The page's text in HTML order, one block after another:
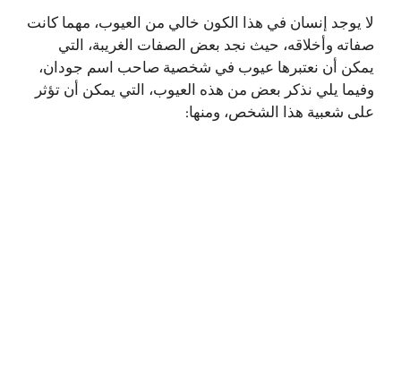
لا يوجد إنسان في هذا الكون خالي من العيوب، مهما كانت
صفاته وأخلاقه، حيث نجد بعض الصفات الغريبة، التي
يمكن أن نعتبرها عيوب في شخصية صاحب اسم جودان،
وفيما يلي نذكر بعض من هذه العيوب، التي يمكن أن تؤثر
على شعبية هذا الشخص، ومنها: